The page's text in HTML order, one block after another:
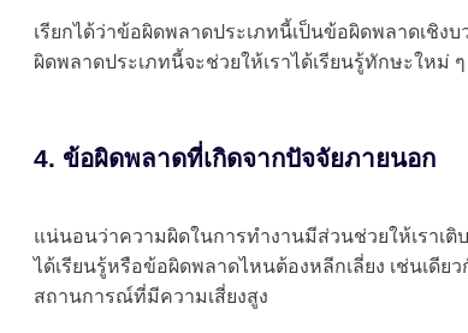
เรียกได้ว่าข้อผิดพลาดประเภทนี้เป็นข้อผิดพลาดเชิ
ผิดพลาดประเภทนี้จะช่วยให้เราได้เรียนรู้ทักษะใหม่
4. ข้อผิดพลาดที่เกิดจากปัจจัยภายนอก
แน่นอนว่าความผิดในการทำงานมีส่วนช่วยให้เราเ
ได้เรียนรู้หรือข้อผิดพลาดไหนต้องหลีกเลี่ยง เช่นเดี
สถานการณ์ที่มีความเสี่ยงสูง